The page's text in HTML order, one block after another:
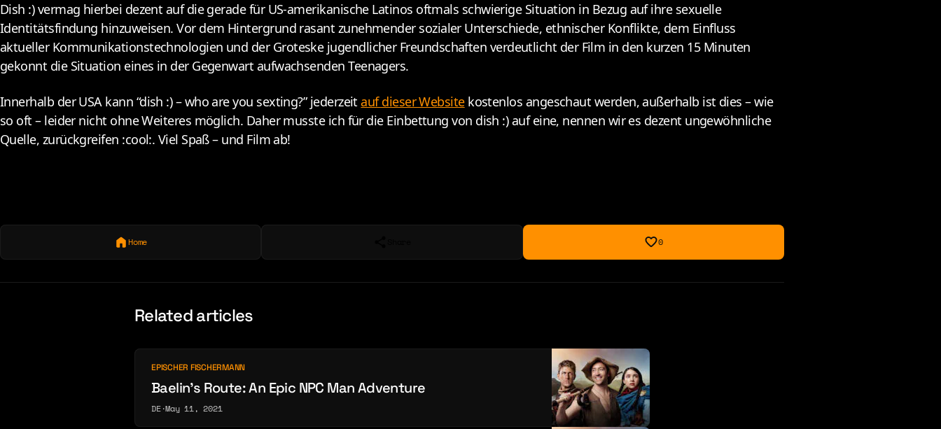
Dish :) vermag hierbei dezent auf die gerade für US-amerikanische Latinos oftmals schwierige Situation in Bezug auf ihre sexuelle
Identitätsfindung hinzuweisen. Vor dem Hintergrund rasant zunehmender sozialer Unterschiede, ethnischer Konflikte, dem Einfluss
aktueller Kommunikationstechnologien und der Groteske jugendlicher Freundschaften verdeutlicht der Film in den kurzen 15 Minuten
gekonnt die Situation eines in der Gegenwart aufwachsenden Teenagers.
Innerhalb der USA kann “dish :) – who are you sexting?” jederzeitauf dieser Websitekostenlos angeschaut werden, außerhalb ist dies – wie
so oft – leider nicht ohne Weiteres möglich. Daher musste ich für die Einbettung von dish :) auf eine, nennen wir es dezent ungewöhnliche
Quelle, zurückgreifen :cool:. Viel Spaß – und Film ab!
Home 0
Related articles
EPISCHER FISCHERMANN
Baelin’s Route: An Epic NPC Man Adventure
DE·May 11, 2021